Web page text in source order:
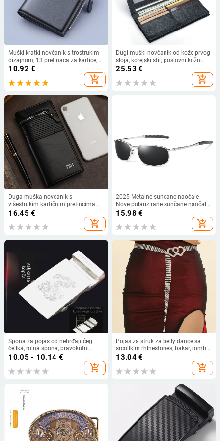
Muški kratki novčanik s trostrukim
dizajnom, 13 pretinaca za kartice,
zip pretinac za novčiće, PU koža,
10.92 €
add_shopping_cart
Dugi muški novčanik od kože prvog
sloja, korejski stil; poslovni kožni
novčanik
25.53 €
add_shopping_cart
Duga muška novčanik s
višestrukim kartičnim pretincima —
urban stil jednostavnosti, karirani
uzorak, PU koža, podstava od
sintetičke kože, Yipa Poetry
16.45 €
add_shopping_cart
2025 Metalne sunčane naočale
Nove polarizirane sunčane naočale
Muške sunčane naočale za vožnju
15.98 €
add_shopping_cart
Spona za pojas od nehrđajućeg
čelika, rolna spona, pravokutni
oblik, glatka/plosnata spona, za
muškarce, minimalistički stil, kopča
za pojas
10.05 - 10.14 €
add_shopping_cart
Pojas za struk za belly dance sa
srcolikim rhinestones, bakar, romb
kopča, glatka kopča, kukom
13.04€
add_shopping_cart